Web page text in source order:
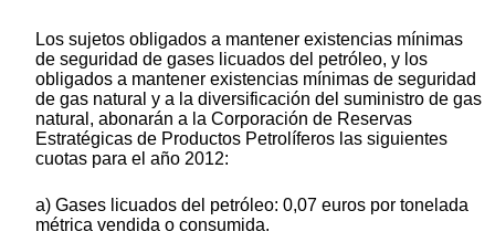
Los sujetos obligados a mantener existencias mínimas
de seguridad de gases licuados del petróleo, y los
obligados a mantener existencias mínimas de seguridad
de gas natural y a la diversificación del suministro de gas
natural, abonarán a la Corporación de Reservas
Estratégicas de Productos Petrolíferos las siguientes
cuotas para el año 2012:
a) Gases licuados del petróleo: 0,07 euros por tonelada
métrica vendida o consumida.